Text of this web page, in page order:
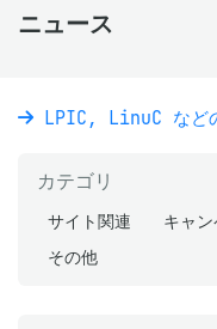
ニュース
LPIC, LinuC などの
カテゴリ
サイト関連 キャ
その他